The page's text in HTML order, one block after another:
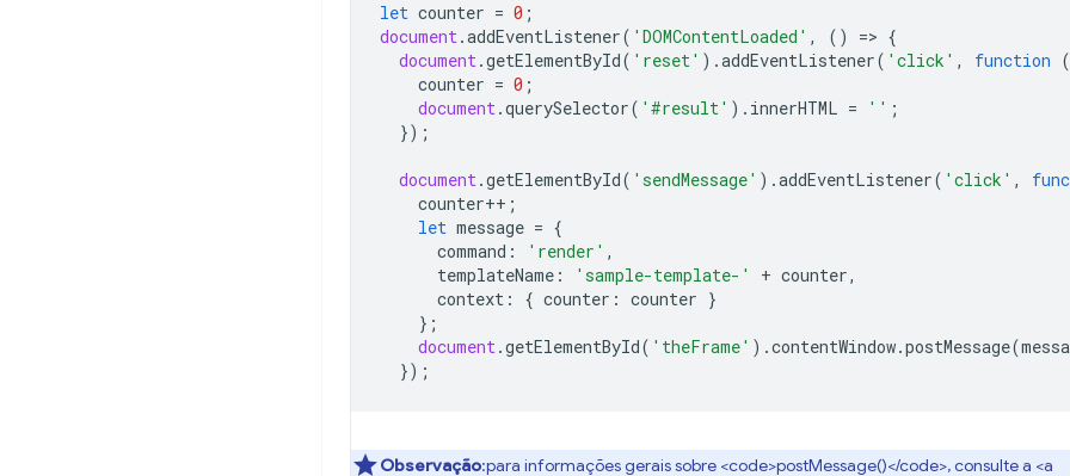
let counter = 0 ;
document.addEventListener( 'DOMContentLoaded' , () => {
document.getElementById( 'reset' ).addEventListener( 'click' , function
counter = 0 ;
document.querySelector( '#result' ). innerHTML = '' ;
});
document.getElementById( 'sendMessage' ).addEventListener( 'click' ,
counter++ ;
let message = {
command : 'render' ,
templateName : 'sample-template-' + counter,
context : { counter : counter }
};
document.getElementById( 'theFrame' ).contentWindow.postMessage(
});
Observação:para informações gerais sobre <code>postMessage()</code>, consulte a <a